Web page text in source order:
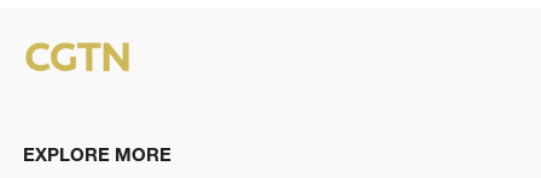
EXPLORE MORE